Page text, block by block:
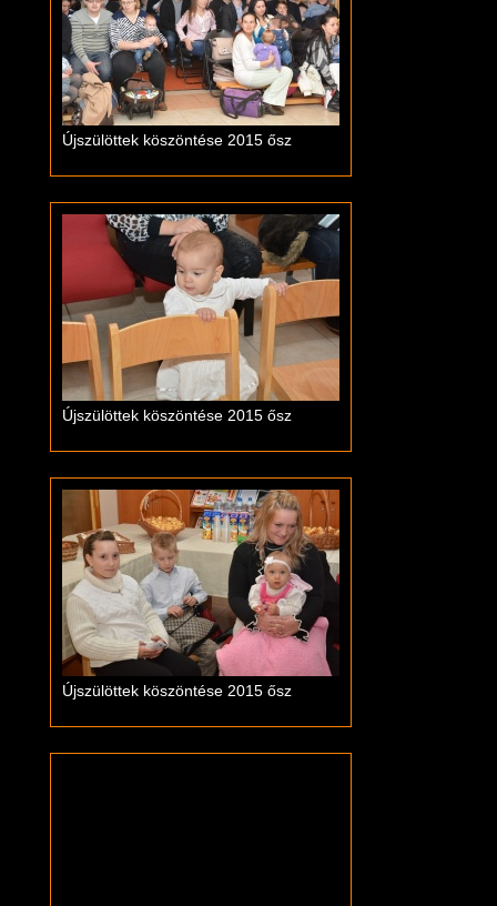
Újszülöttek köszöntése 2015 ősz
Újszülöttek köszöntése 2015 ősz
Újszülöttek köszöntése 2015 ősz